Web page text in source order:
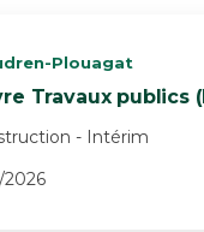
Plouagat
Travaux publics
- Intérim